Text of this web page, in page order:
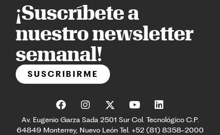
¡Suscríbete a
nuestro newsletter
semanal!
SUSCRIBIRME
Av. Eugenio Garza Sada 2501 Sur Col. Tecnológico C.P.
64849 Monterrey, Nuevo León Tel. +52 (81) 8358-2000